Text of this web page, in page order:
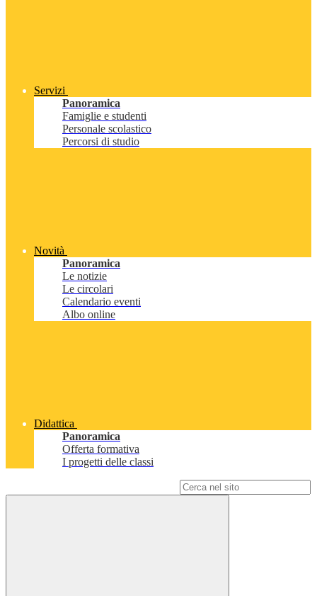
Servizi
Panoramica
Famiglie e studenti
Personale scolastico
Percorsi di studio
Novità
Panoramica
Le notizie
Le circolari
Calendario eventi
Albo online
Didattica
Panoramica
Offerta formativa
I progetti delle classi